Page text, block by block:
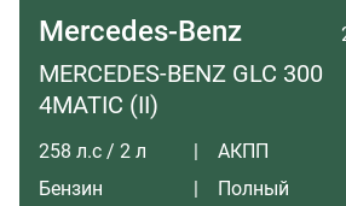
Mercedes-Benz
MERCEDES-BENZ GLC 300
4MATIC (II)
258 л.с / 2 л
АКПП
Бензин
Полный